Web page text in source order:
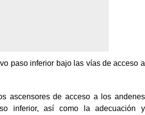
paso inferior bajo las vías de acceso a
ascensores de acceso a los andenes
inferior, así como la adecuación y